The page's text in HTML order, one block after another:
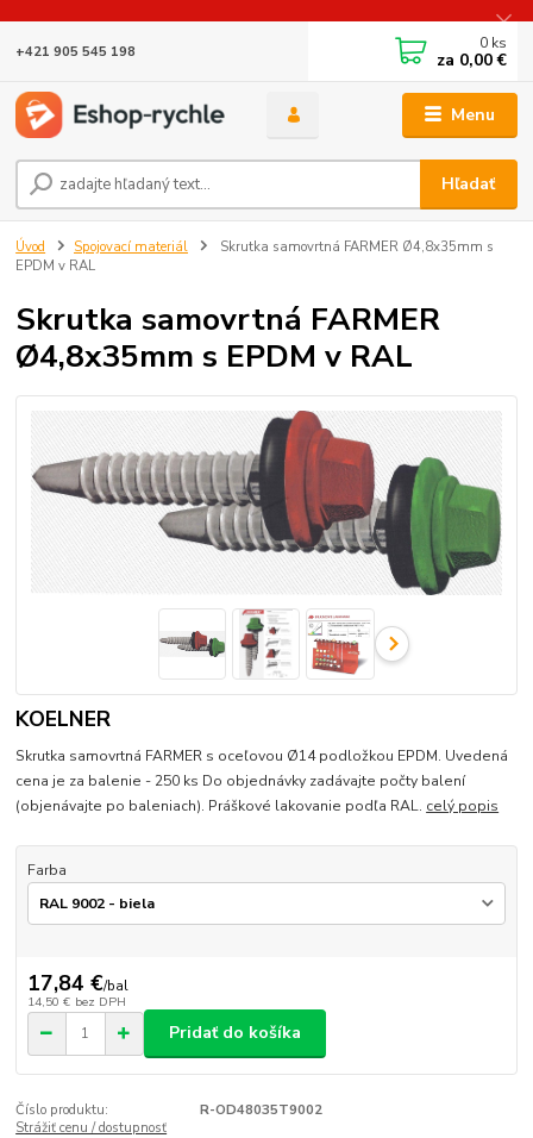
Menu
Hľadať
+421 905 545 198 0 ks
za 0,00 €
Úvod Spojovací materiál
Skrutka samovrtná FARMER Ø4,8x35mm s
EPDM v RAL
Skrutka samovrtná FARMER
Ø4,8x35mm s EPDM v RAL
KOELNER
Skrutka samovrtná FARMER s oceľovou Ø14 podložkou EPDM. Uvedená
cena je za balenie - 250 ks Do objednávky zadávajte počty balení
(objenávajte po baleniach). Práškové lakovanie podľa RAL. celý popis
Farba
17,84 €/bal
14,50 € bez DPH
Pridať do košíka
Číslo produktu:
R-OD48035T9002
Strážiť cenu / dostupnosť